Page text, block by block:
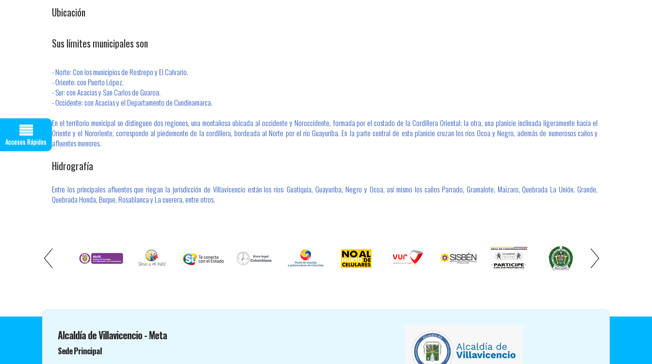
Ubicación
Sus límites municipales son
- Norte: Con los municipi​​​os de Restrepo y El Calvario.​
- Oriente: con Puerto López.
- Sur: con Acacías y San Carlos de Guaroa.
- Occidente: con Acacías y el Departamento de Cundinamarca.
En el territorio municipal se distinguen dos regiones, una montañosa ubicada al occidente y Noroccidente, formada por el costado de la Cordillera Oriental; la otra, una planicie inclinada ligeramente hacia el
Oriente y el Nororiente, corresponde al piedemonte de la cordillera, bordeada al Norte por el río Guayuriba. En la parte central de esta planicie cruzan los ríos Ocoa y Negro, además de numerosos caños y
afluentes menores.
Hidrografía
Entre los principales afluentes que riegan la jurisdicción de Villavicencio están los ríos: Guatiquía, Guayuriba, Negro y Ocoa, así mismo los caños Parrado, Gramalote, Maizaro, Quebrada La Unión, Grande,
Quebrada Honda, Buque, Rosablanca y La cuerera, entre otros.
Accesos Rápidos
Alcaldía de Villavicencio - Meta
Sede Principal